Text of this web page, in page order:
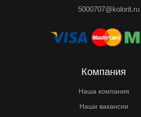
5000707@kolorit.ru
Компания
Наша компания
Наши вакансии